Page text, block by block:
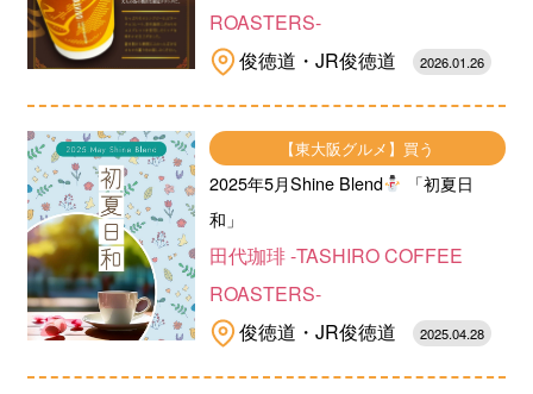
ROASTERS-
俊徳道・JR俊徳道
2026.01.26
【東大阪グルメ】買う
2025年5月Shine Blend
「初夏日
和」
田代珈琲 -TASHIRO COFFEE
ROASTERS-
俊徳道・JR俊徳道
2025.04.28